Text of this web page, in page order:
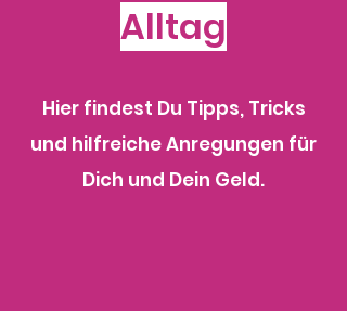
Alltag
Hier findest Du Tipps, Tricks
und hilfreiche Anregungen für
Dich und Dein Geld.